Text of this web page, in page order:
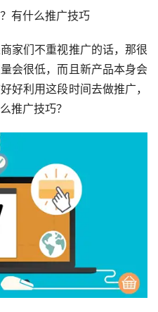
有什么推广技巧
家们不重视推广的话，那很
会很低，而且新产品本身会
好利用这段时间去做推广，
推广技巧？